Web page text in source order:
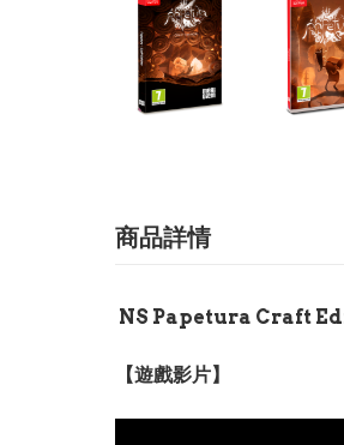
商品詳情
NS Papetura Craft
【遊戲影片】